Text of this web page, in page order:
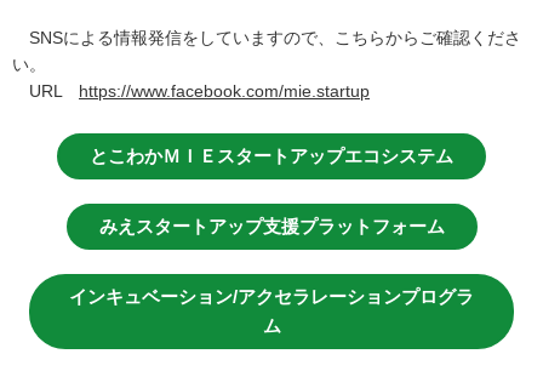
SNSによる情報発信をしていますので、こちらからご確認くださ
い。
URL https://www.facebook.com/mie.startup
とこわかＭＩＥスタートアップエコシステム
みえスタートアップ支援プラットフォーム
インキュベーション/アクセラレーションプログラ
ム